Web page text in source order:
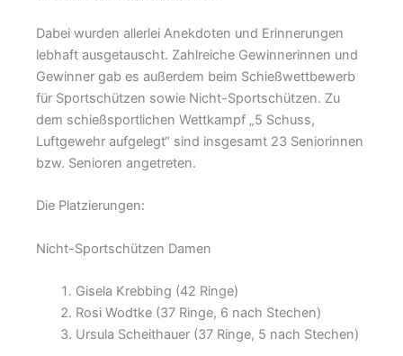
Dabei wurden allerlei Anekdoten und Erinnerungen
lebhaft ausgetauscht. Zahlreiche Gewinnerinnen und
Gewinner gab es außerdem beim Schießwettbewerb
für Sportschützen sowie Nicht-Sportschützen. Zu
dem schießsportlichen Wettkampf „5 Schuss,
Luftgewehr aufgelegt“ sind insgesamt 23 Seniorinnen
bzw. Senioren angetreten.
Die Platzierungen:
Nicht-Sportschützen Damen
Gisela Krebbing (42 Ringe)
Rosi Wodtke (37 Ringe, 6 nach Stechen)
Ursula Scheithauer (37 Ringe, 5 nach Stechen)